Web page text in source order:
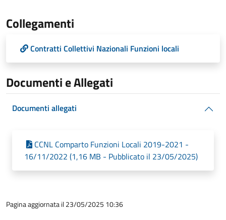
Collegamenti
Contratti Collettivi Nazionali Funzioni locali
Documenti e Allegati
Documenti allegati
CCNL Comparto Funzioni Locali 2019-2021 -
16/11/2022 (1,16 MB - Pubblicato il 23/05/2025)
Pagina aggiornata il 23/05/2025 10:36